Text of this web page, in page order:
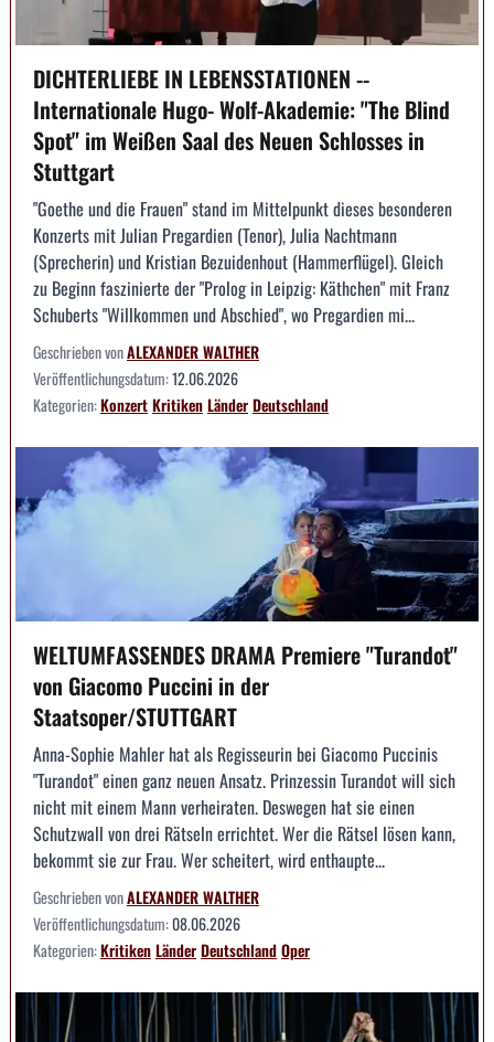
DICHTERLIEBE IN LEBENSSTATIONEN --
Internationale Hugo- Wolf-Akademie: "The Blind
Spot" im Weißen Saal des Neuen Schlosses in
Stuttgart
"Goethe und die Frauen" stand im Mittelpunkt dieses besonderen
Konzerts mit Julian Pregardien (Tenor), Julia Nachtmann
(Sprecherin) und Kristian Bezuidenhout (Hammerflügel). Gleich
zu Beginn faszinierte der "Prolog in Leipzig: Käthchen" mit Franz
Schuberts "Willkommen und Abschied", wo Pregardien mi...
Geschrieben vonALEXANDER WALTHER
Veröffentlichungsdatum:12.06.2026
Kategorien:KonzertKritikenLänderDeutschland
WELTUMFASSENDES DRAMA Premiere "Turandot"
von Giacomo Puccini in der
Staatsoper/STUTTGART
Anna-Sophie Mahler hat als Regisseurin bei Giacomo Puccinis
"Turandot" einen ganz neuen Ansatz. Prinzessin Turandot will sich
nicht mit einem Mann verheiraten. Deswegen hat sie einen
Schutzwall von drei Rätseln errichtet. Wer die Rätsel lösen kann,
bekommt sie zur Frau. Wer scheitert, wird enthaupte...
Geschrieben vonALEXANDER WALTHER
Veröffentlichungsdatum:08.06.2026
Kategorien:KritikenLänderDeutschlandOper